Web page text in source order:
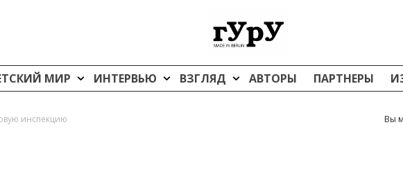
МИР ИНТЕРВЬЮ ВЗГЛЯД АВТОРЫ ПАРТНЕРЫ
инспекцию Вы